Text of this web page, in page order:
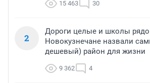
ТОП 5